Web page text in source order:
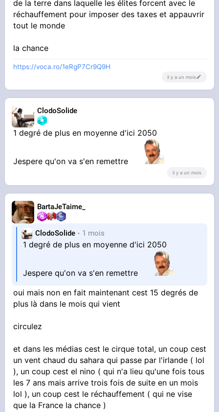
golfe
on vous as dis la fin du monde arrive il est
l'autruche maintenant 4000 familles sont en
de la terre dans laquelle les élites forcent avec le
réchauffement pour imposer des taxes et appauvrir
tout le monde
la chance
https://voca.ro/1eRgP7Cr9Q9H
il y a un mois
ClodoSolide
1 degré de plus en moyenne d'ici 2050
Jespere qu'on va s'en remettre
il y a un mois
BartaJeTaime_
ClodoSolide 1 mois
1 degré de plus en moyenne d'ici 2050
Jespere qu'on va s'en remettre
oui mais non en fait maintenant cest 15 degrés de
plus là dans le mois qui vient
circulez
et dans les médias cest le cirque total, un coup cest
un vent chaud du sahara qui passe par l'irlande ( lol
), un coup cest el nino ( qui n'a lieu qu'une fois tous
les 7 ans mais arrive trois fois de suite en un mois
lol ), un coup cest le réchauffement ( qui ne vise
que la France la chance )